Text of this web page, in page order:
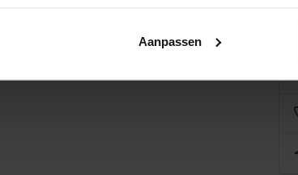
Aanpassen
op scherp en laat je